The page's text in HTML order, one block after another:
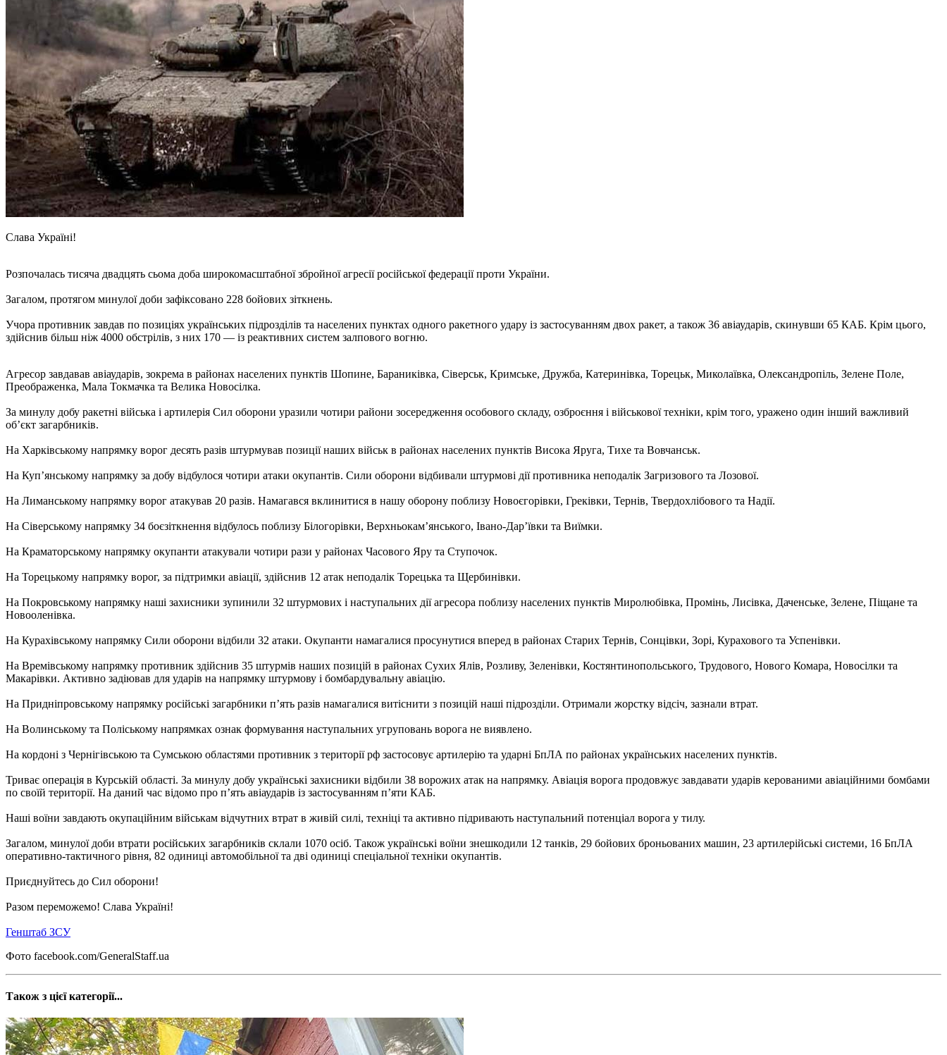
Слава Україні!
Розпочалась тисяча двадцять сьома доба широкомасштабної збройної агресії російської федерації проти України.
Загалом, протягом минулої доби зафіксовано 228 бойових зіткнень.
Учора противник завдав по позиціях українських підрозділів та населених пунктах одного ракетного удару із застосуванням двох ракет, а також 36 авіаударів, скинувши 65 КАБ. Крім цього,
здійснив більш ніж 4000 обстрілів, з них 170 — із реактивних систем залпового вогню.
Агресор завдавав авіаударів, зокрема в районах населених пунктів Шопине, Бараниківка, Сіверськ, Кримське, Дружба, Катеринівка, Торецьк, Миколаївка, Олександропіль, Зелене Поле,
Преображенка, Мала Токмачка та Велика Новосілка.
За минулу добу ракетні війська і артилерія Сил оборони уразили чотири райони зосередження особового складу, озброєння і військової техніки, крім того, уражено один інший важливий
об’єкт загарбників.
На Харківському напрямку ворог десять разів штурмував позиції наших військ в районах населених пунктів Висока Яруга, Тихе та Вовчанськ.
На Куп’янському напрямку за добу відбулося чотири атаки окупантів. Сили оборони відбивали штурмові дії противника неподалік Загризового та Лозової.
На Лиманському напрямку ворог атакував 20 разів. Намагався вклинитися в нашу оборону поблизу Новоєгорівки, Греківки, Тернів, Твердохлібового та Надії.
На Сіверському напрямку 34 боєзіткнення відбулось поблизу Білогорівки, Верхньокам’янського, Івано-Дар’ївки та Виїмки.
На Краматорському напрямку окупанти атакували чотири рази у районах Часового Яру та Ступочок.
На Торецькому напрямку ворог, за підтримки авіації, здійснив 12 атак неподалік Торецька та Щербинівки.
На Покровському напрямку наші захисники зупинили 32 штурмових і наступальних дії агресора поблизу населених пунктів Миролюбівка, Промінь, Лисівка, Даченське, Зелене, Піщане та
Новооленівка.
На Курахівському напрямку Сили оборони відбили 32 атаки. Окупанти намагалися просунутися вперед в районах Старих Тернів, Сонцівки, Зорі, Курахового та Успенівки.
На Времівському напрямку противник здійснив 35 штурмів наших позицій в районах Сухих Ялів, Розливу, Зеленівки, Костянтинопольського, Трудового, Нового Комара, Новосілки та
Макарівки. Активно задіював для ударів на напрямку штурмову і бомбардувальну авіацію.
На Придніпровському напрямку російські загарбники п’ять разів намагалися витіснити з позицій наші підрозділи. Отримали жорстку відсіч, зазнали втрат.
На Волинському та Поліському напрямках ознак формування наступальних угруповань ворога не виявлено.
На кордоні з Чернігівською та Сумською областями противник з території рф застосовує артилерію та ударні БпЛА по районах українських населених пунктів.
Триває операція в Курській області. За минулу добу українські захисники відбили 38 ворожих атак на напрямку. Авіація ворога продовжує завдавати ударів керованими авіаційними бомбами
по своїй території. На даний час відомо про п’ять авіаударів із застосуванням п’яти КАБ.
Наші воїни завдають окупаційним військам відчутних втрат в живій силі, техніці та активно підривають наступальний потенціал ворога у тилу.
Загалом, минулої доби втрати російських загарбників склали 1070 осіб. Також українські воїни знешкодили 12 танків, 29 бойових броньованих машин, 23 артилерійські системи, 16 БпЛА
оперативно-тактичного рівня, 82 одиниці автомобільної та дві одиниці спеціальної техніки окупантів.
Приєднуйтесь до Сил оборони!
Разом переможемо! Слава Україні!
Генштаб ЗСУ
Фото facebook.com/GeneralStaff.ua
Також з цієї категорії...